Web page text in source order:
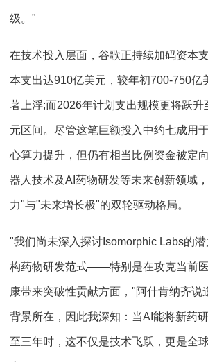
级。"
在技术投入层面，谷歌正持续加码资本
本支出达910亿美元，较年初700-750亿
著上浮;而2026年计划支出规模更将跃升
元区间。尽管这笔巨额投入中约七成用
心算力提升，但仍有相当比例资金被定
器人技术及AI药物研发等未来创新领域
力"与"未来增长极"的双轮驱动格局。
"我们尚未深入探讨Isomorphic Labs的
构药物研发范式——特别是在攻克当前
康带来突破性贡献方面，"阿什肯纳齐说
背景所在，因此我深知：当AI能将新药
至三年时，这不仅是技术飞跃，更是全